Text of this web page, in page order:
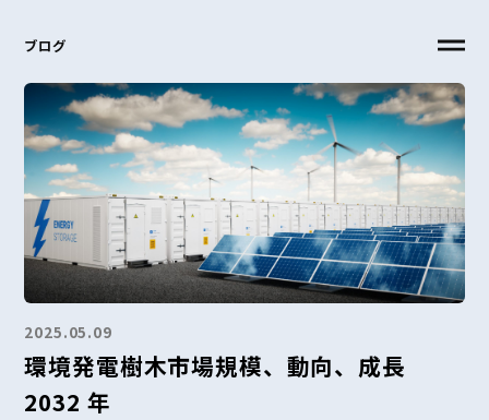
ブログ
2025.05.09
環境発電樹木市場規模、動向、成長
2032 年